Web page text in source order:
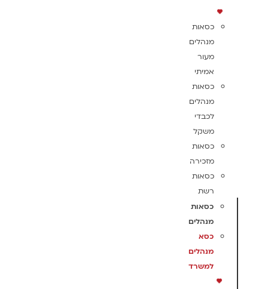
כסאות
מנהלים
מעור
אמיתי
כסאות
מנהלים
לכבדי
משקל
כסאות
מזכירה
כסאות
רשת
כסאות
מנהלים
כסא
מנהלים
למשרד